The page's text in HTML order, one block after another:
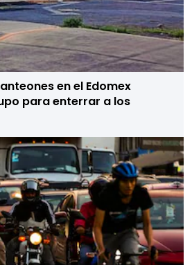
en el Edomex
para enterrar a los